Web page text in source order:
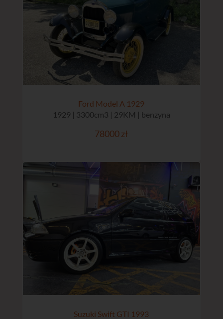
Ford Model A 1929
1929 | 3300cm3 | 29KM | benzyna
78000 zł
Suzuki Swift GTI 1993